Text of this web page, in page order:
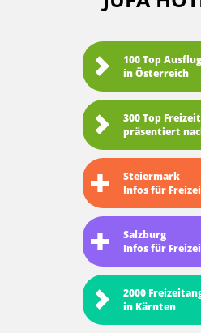
100 Top
in Österreich
300 Top
präsentiert
Steiermark
Infos für
Salzburg
Infos für
2000
in Kärnten